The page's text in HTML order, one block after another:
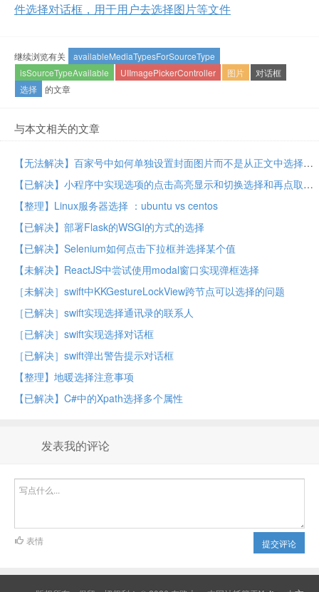
件选择对话框，用于用户去选择图片等文件
继续浏览有关
availableMediaTypesForSourceType
isSourceTypeAvailable
UIImagePickerController 图片
对话框
选择
的文章
与本文相关的文章
【无法解决】百家号中如何单独设置封面图片而不是从正文中选择封面图片
【已解决】小程序中实现选项的点击高亮显示和切换选择和再点取消选择
【整理】Linux服务器选择 ：ubuntu vs centos
【已解决】部署Flask的WSGI的方式的选择
【已解决】Selenium如何点击下拉框并选择某个值
【未解决】ReactJS中尝试使用modal窗口实现弹框选择
［未解决］swift中KKGestureLockView跨节点可以选择的问题
［已解决］swift实现选择通讯录的联系人
［已解决］swift实现选择对话框
［已解决］swift弹出警告提示对话框
【整理】地暖选择注意事项
【已解决】C#中的Xpath选择多个属性
发表我的评论
提交评论
表情